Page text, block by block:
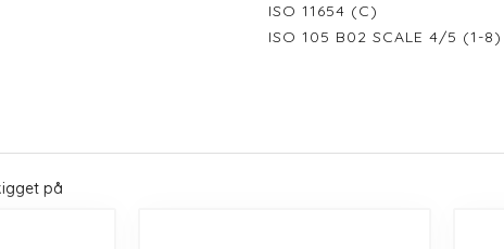
ISO 11654 (C)
ISO 105 B02 SCALE 4/5 (1-8)
på